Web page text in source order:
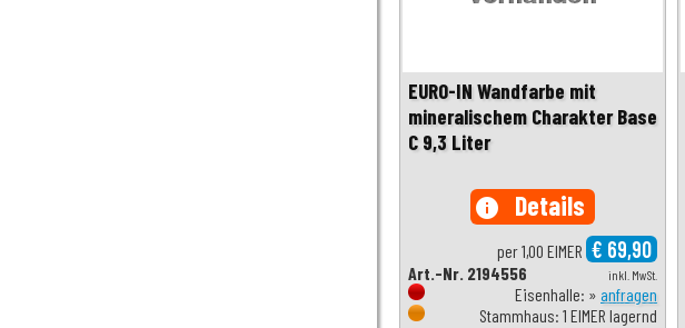
EURO-IN Wandfarbe mit
mineralischem Charakter Base
C 9,3 Liter
info Details
per 1,00 EIMER € 69,90
inkl. MwSt.
Art.-Nr. 2194556
Eisenhalle: » anfragen
Stammhaus: 1 EIMER lagernd